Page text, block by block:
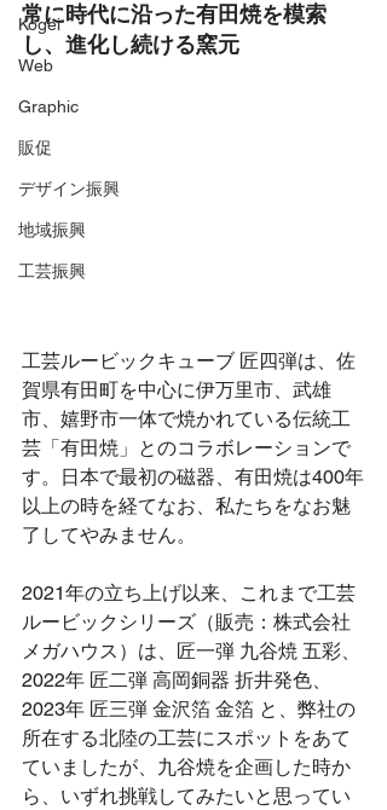
Kogei
Web
Graphic
販促
デザイン振興
地域振興
工芸振興
常に時代に沿った有田焼を模索
し、進化し続ける窯元
工芸ルービックキューブ 匠四弾は、佐
賀県有田町を中心に伊万里市、武雄
市、嬉野市一体で焼かれている伝統工
芸「有田焼」とのコラボレーションで
す。日本で最初の磁器、有田焼は400年
以上の時を経てなお、私たちをなお魅
了してやみません。
2021年の立ち上げ以来、これまで工芸
ルービックシリーズ（販売：株式会社
メガハウス）は、匠一弾 九谷焼 五彩、
2022年 匠二弾 高岡銅器 折井発色、
2023年 匠三弾 金沢箔 金箔 と、弊社の
所在する北陸の工芸にスポットをあて
ていましたが、九谷焼を企画した時か
ら、いずれ挑戦してみたいと思ってい